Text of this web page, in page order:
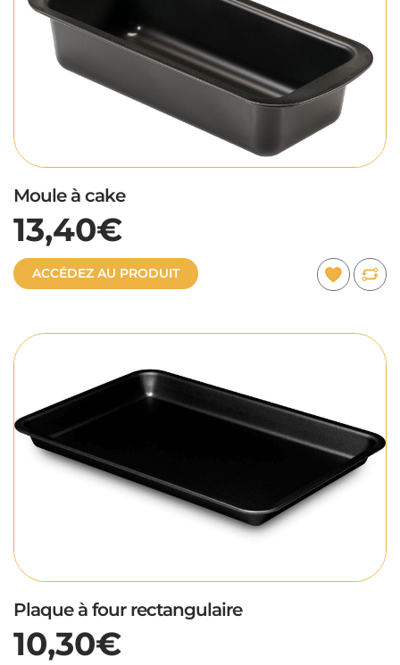
Moule à cake
13,40€
ACCÉDEZ AU PRODUIT
Plaque à four rectangulaire
10,30€